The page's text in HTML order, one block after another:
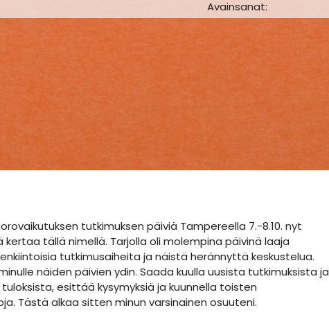
Avainsanat:
tutkimuksen päiviä Tampereella 7.-8.10. nyt
kertaa tällä nimellä. Tarjolla oli molempina päivinä laaja
tutkimusaiheita ja näistä herännyttä keskustelua.
näiden päivien ydin. Saada kuulla uusista tutkimuksista ja
esittää kysymyksiä ja kuunnella toisten
Tästä alkaa sitten minun varsinainen osuuteni.